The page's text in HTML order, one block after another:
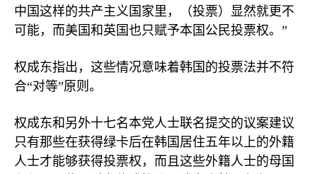
中国这样的共产主义国家里，（投票）显然就更不
可能，而美国和英国也只赋予本国公民投票权。”
权成东指出，这些情况意味着韩国的投票法并不符
合“对等”原则。
权成东和另外十七名本党人士联名提交的议案建议
只有那些在获得绿卡后在韩国居住五年以上的外籍
人士才能够获得投票权，而且这些外籍人士的母国